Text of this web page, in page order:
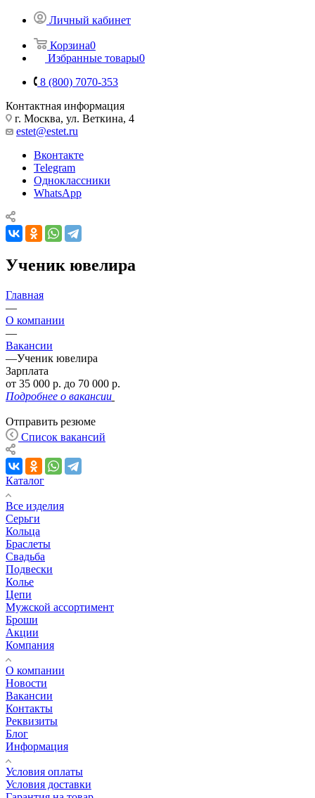
Личный кабинет
Корзина0
Избранные товары0
8 (800) 7070-353
Контактная информация
г. Москва, ул. Веткина, 4
estet@estet.ru
Вконтакте
Telegram
Одноклассники
WhatsApp
Ученик ювелира
Главная
—
О компании
—
Вакансии
—Ученик ювелира
Зарплата
от 35 000 р. до 70 000 р.
Подробнее о вакансии
Отправить резюме
Список вакансий
Каталог
Все изделия
Серьги
Кольца
Браслеты
Свадьба
Подвески
Колье
Цепи
Мужской ассортимент
Броши
Акции
Компания
О компании
Новости
Вакансии
Контакты
Реквизиты
Блог
Информация
Условия оплаты
Условия доставки